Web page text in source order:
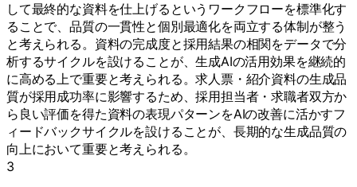
して最終的な資料を仕上げるというワークフローを標準化す
ることで、品質の一貫性と個別最適化を両立する体制が整う
と考えられる。資料の完成度と採用結果の相関をデータで分
析するサイクルを設けることが、生成AIの活用効果を継続的
に高める上で重要と考えられる。求人票・紹介資料の生成品
質が採用成功率に影響するため、採用担当者・求職者双方か
ら良い評価を得た資料の表現パターンをAIの改善に活かすフ
ィードバックサイクルを設けることが、長期的な生成品質の
向上において重要と考えられる。
3